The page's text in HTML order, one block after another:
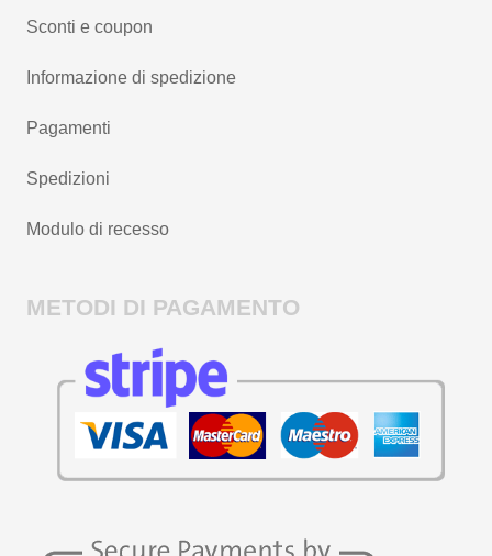
Sconti e coupon
Informazione di spedizione
Pagamenti
Spedizioni
Modulo di recesso
METODI DI PAGAMENTO